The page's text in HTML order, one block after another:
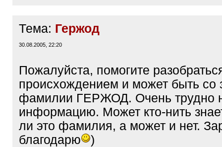
Тема: Гержод
30.08.2005, 22:20
Пожалуйста, помогите
происхождением и может быть со
фамилии ГЕРЖОД. Очень трудно
информацию. Может кто-нить
ли это фамилия, а может и нет.
благодарю
)